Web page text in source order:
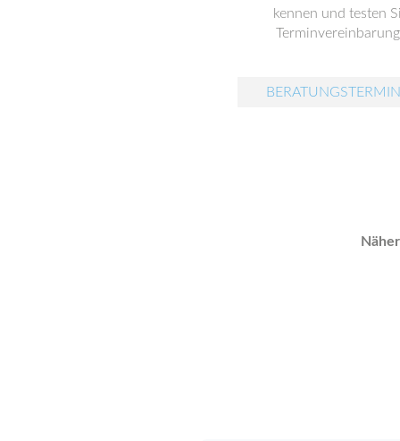
kennen und testen